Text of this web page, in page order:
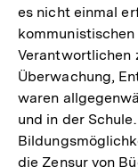
es nicht einmal
Verantwortlichen
Überwachung,
waren
und in der
die Zensur von